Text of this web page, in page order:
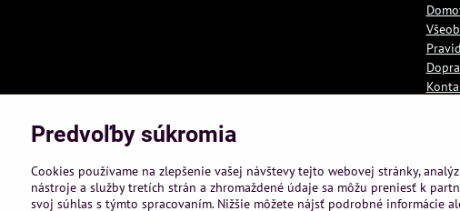
Predvoľby súkromia
Cookies používame na zlepšenie vašej návštevy tejto webovej stránky,
nástroje a služby tretích strán a zhromaždené údaje sa môžu preniesť k
svoj súhlas s týmto spracovaním. Nižšie môžete nájsť podrobné informácie